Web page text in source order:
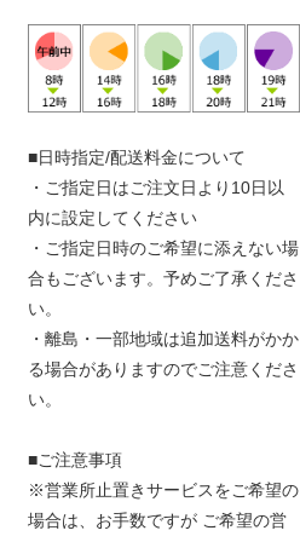
■日時指定/配送料金について
・ご指定日はご注文日より10日以
内に設定してください
・ご指定日時のご希望に添えない場
合もございます。予めご了承くださ
い。
・離島・一部地域は追加送料がかか
る場合がありますのでご注意くださ
い。
■ご注意事項
※営業所止置きサービスをご希望の
場合は、お手数ですが ご希望の営